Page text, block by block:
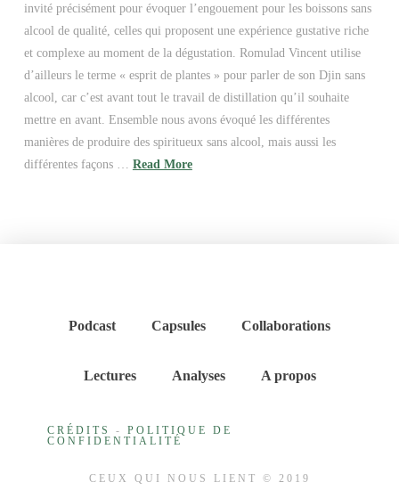
invité précisément pour évoquer l’engouement pour les boissons sans
alcool de qualité, celles qui proposent une expérience gustative riche
et complexe au moment de la dégustation. Romulad Vincent utilise
d’ailleurs le terme « esprit de plantes » pour parler de son Djin sans
alcool, car c’est avant tout le travail de distillation qu’il souhaite
mettre en avant. Ensemble nous avons évoqué les différentes
manières de produire des spiritueux sans alcool, mais aussi les
différentes façons … Read More
Podcast Capsules Collaborations
Lectures Analyses A propos
CRÉDITS -POLITIQUE DE
CONFIDENTIALITÉ
CEUX QUI NOUS LIENT © 2019